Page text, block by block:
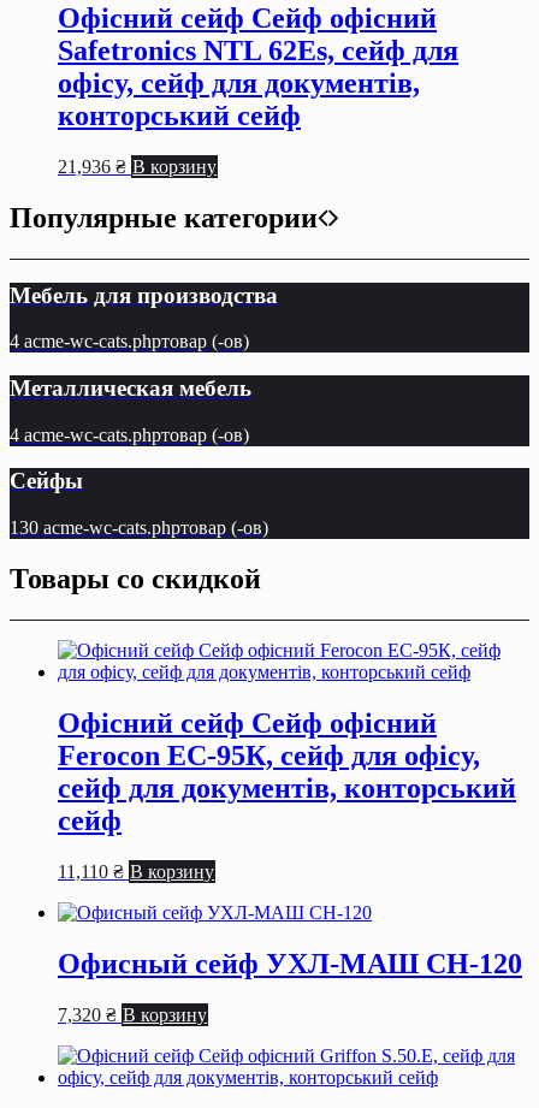
Офісний сейф Сейф офiсний
Safetronics NTL 62Es, сейф для
офiсу, сейф для документiв,
конторський сейф
21,936 ₴ В корзину
Популярные категории
Мебель для производства
4 acme-wc-cats.phpтовар (-ов)
Металлическая мебель
4 acme-wc-cats.phpтовар (-ов)
Сейфы
130 acme-wc-cats.phpтовар (-ов)
Товары со скидкой
Офісний сейф Сейф офiсний
Ferocon ЕС-95К, сейф для офiсу,
сейф для документiв, конторський
сейф
11,110 ₴ В корзину
Офисный сейф УХЛ-МАШ СН-120
7,320 ₴ В корзину